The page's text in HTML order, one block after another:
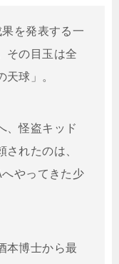
を発表する一
その目玉は全
球」。
、怪盗キッド
れたのは、
やってきた少
本博士から最